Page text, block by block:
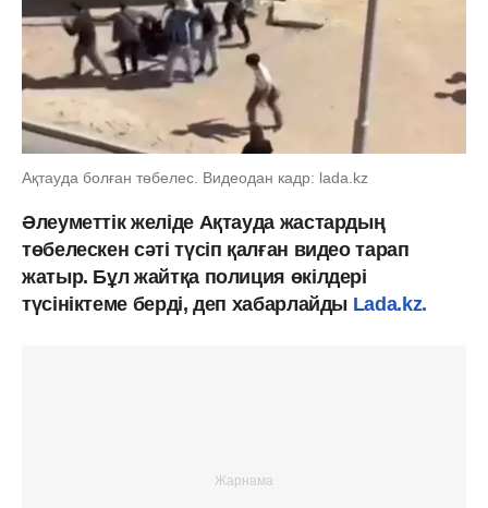
Ақтауда болған төбелес. Видеодан кадр: lada.kz
Әлеуметтік желіде Ақтауда жастардың
төбелескен сәті түсіп қалған видео тарап
жатыр. Бұл жайтқа полиция өкілдері
түсініктеме берді, деп хабарлайды Lada.kz.